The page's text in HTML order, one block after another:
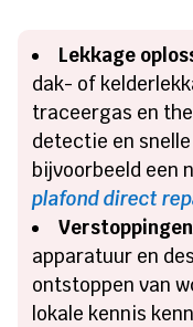
Lekkage
dak- of
traceergas en
detectie en
bijvoorbeeld een
plafond direct
apparatuur en
ontstoppen van
lokale kennis